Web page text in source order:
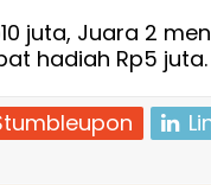
juta, Juara 2
hadiah Rp5